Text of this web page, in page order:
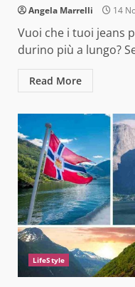
Angela Marrelli 14
Vuoi che i tuoi jeans
durino più a lungo?
Read More
LifeStyle